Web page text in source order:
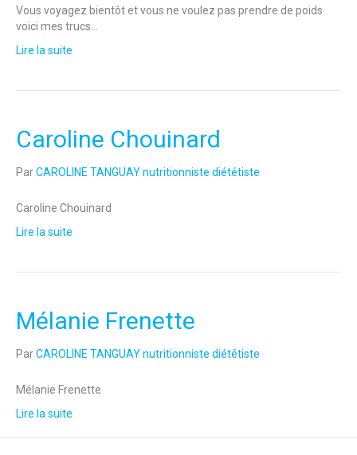
Vous voyagez bientôt et vous ne voulez pas prendre de poids
voici mes trucs…
Lire la suite
Caroline Chouinard
ParCAROLINE TANGUAY nutritionniste diététiste
Caroline Chouinard
Lire la suite
Mélanie Frenette
ParCAROLINE TANGUAY nutritionniste diététiste
Mélanie Frenette
Lire la suite